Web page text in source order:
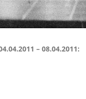
– 08.04.2011: